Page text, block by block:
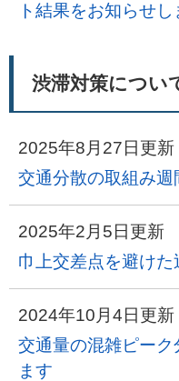
ト結果をお知らせし
渋滞対策につい
2025年8月27日更新
交通分散の取組み週
2025年2月5日更新
巾上交差点を避け
2024年10月4日更新
交通量の混雑ピー
ます